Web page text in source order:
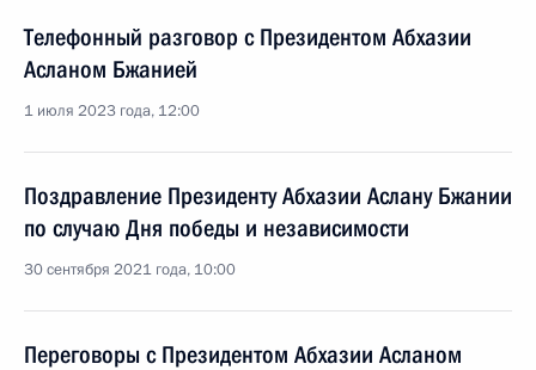
Телефонный разговор с Президентом Абхазии
Асланом Бжанией
1 июля 2023 года, 12:00
Поздравление Президенту Абхазии Аслану Бжании
по случаю Дня победы и независимости
30 сентября 2021 года, 10:00
Переговоры с Президентом Абхазии Асланом